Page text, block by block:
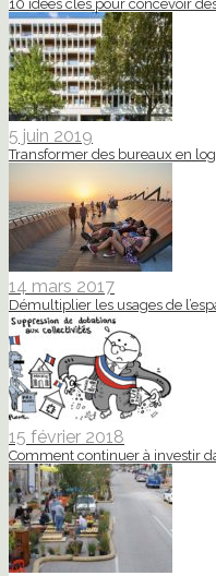
10 idées clés pour concevoir
5 juin 2019
Transformer des bureaux en
14 mars 2017
Démultiplier les usages de
15 février 2018
Comment continuer à investir